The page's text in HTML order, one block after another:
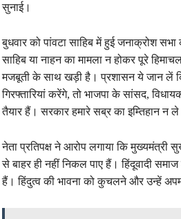
सुनाई।
बुधवार को पांवटा साहिब में हुई जनाक्रोश
साहिब या नाहन का मामला न होकर पूरे
मजबूती के साथ खड़ी है। प्रशासन ये जान लें
गिरफ्तारियां करेंगे, तो भाजपा के सांसद,
तैयार हैं। सरकार हमारे सब्र का इम्तिहान न
नेता प्रतिपक्ष ने आरोप लगाया कि मुख्यमंत्री
से बाहर ही नहीं निकल पाए हैं। हिंदूवादी
हैं। हिंदुत्व की भावना को कुचलने और उन्हें